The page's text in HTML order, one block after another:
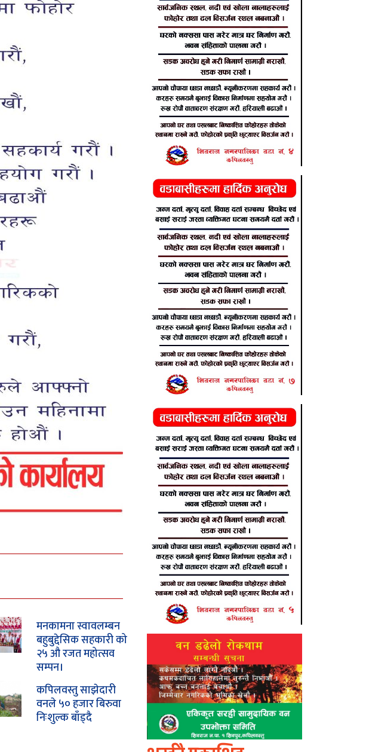
मनकामना स्वावलम्बन
बहुबुद्देसिक सहकारी को
२५ औ रजत महोत्सव
सम्पन।
कपिलवस्तु साझेदारी
वनले ५० हजार बिरुवा
निःशुल्क बाँड्दै